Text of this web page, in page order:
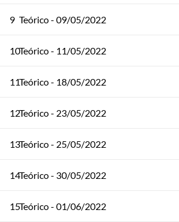
9 Teórico - 09/05/2022
10Teórico - 11/05/2022
11Teórico - 18/05/2022
12Teórico - 23/05/2022
13Teórico - 25/05/2022
14Teórico - 30/05/2022
15Teórico - 01/06/2022